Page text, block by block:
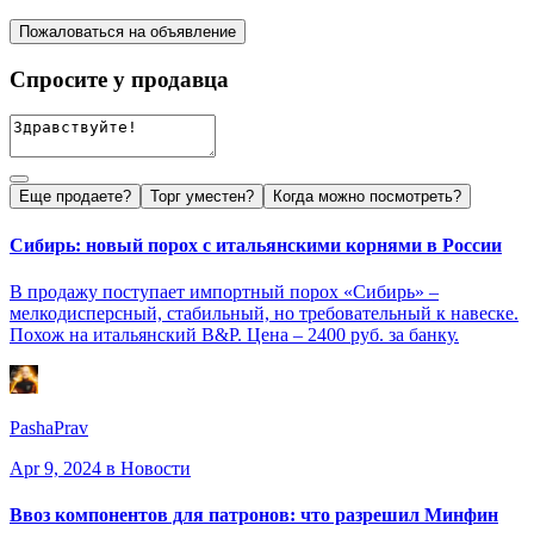
Пожаловаться на объявление
Спросите у продавца
Еще продаете? Торг уместен? Когда можно посмотреть?
Сибирь: новый порох с итальянскими корнями в России
В продажу поступает импортный порох «Сибирь» –
мелкодисперсный, стабильный, но требовательный к навеске.
Похож на итальянский B&P. Цена – 2400 руб. за банку.
PashaPrav
Apr 9, 2024 в Новости
Ввоз компонентов для патронов: что разрешил Минфин